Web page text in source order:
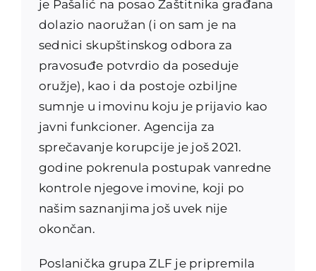
je Pašalić na posao Zaštitnika građana
dolazio naoružan (i on sam je na
sednici skupštinskog odbora za
pravosuđe potvrdio da poseduje
oružje), kao i da postoje ozbiljne
sumnje u imovinu koju je prijavio kao
javni funkcioner. Agencija za
sprečavanje korupcije je još 2021.
godine pokrenula postupak vanredne
kontrole njegove imovine, koji po
našim saznanjima još uvek nije
okončan.
Poslanička grupa ZLF je pripremila